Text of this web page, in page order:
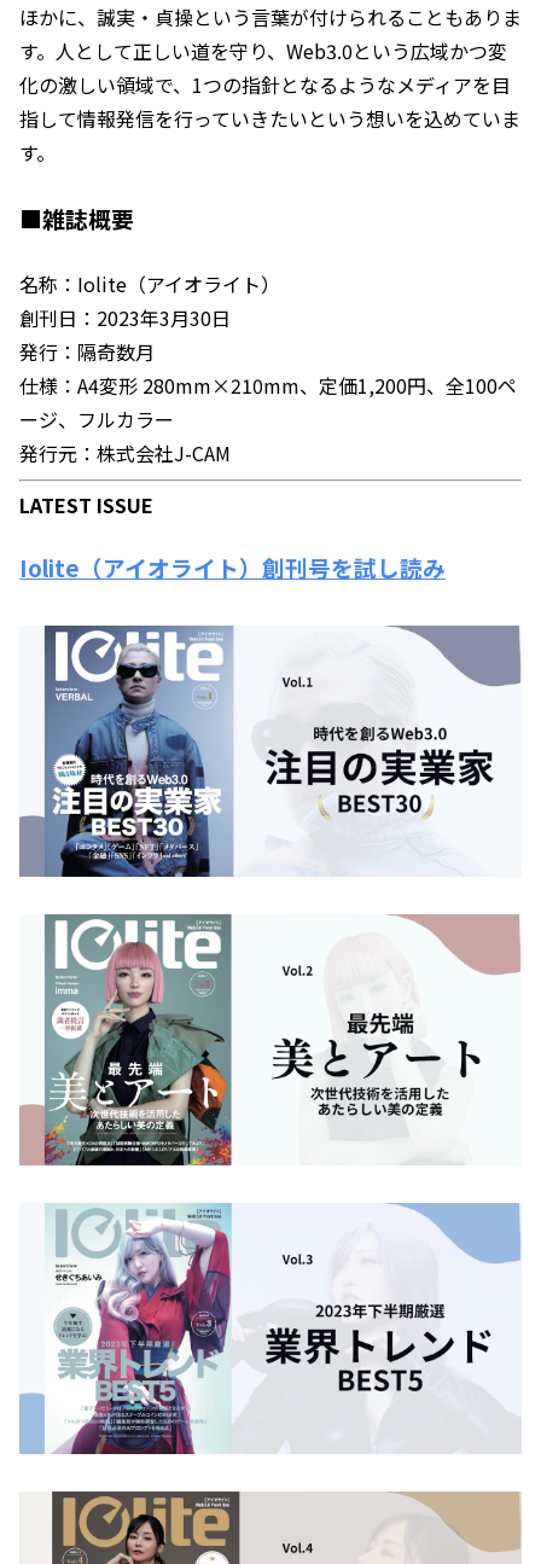
ほかに、誠実・貞操という言葉が付けられることもありま
す。人として正しい道を守り、Web3.0という広域かつ変
化の激しい領域で、1つの指針となるようなメディアを目
指して情報発信を行っていきたいという想いを込めていま
す。
■雑誌概要
名称：Iolite（アイオライト）
創刊日：2023年3月30日
発行：隔奇数月
仕様：A4変形 280mm×210mm、定価1,200円、全100ペ
ージ、フルカラー
発行元：株式会社J-CAM
LATEST ISSUE
Iolite（アイオライト）創刊号を試し読み